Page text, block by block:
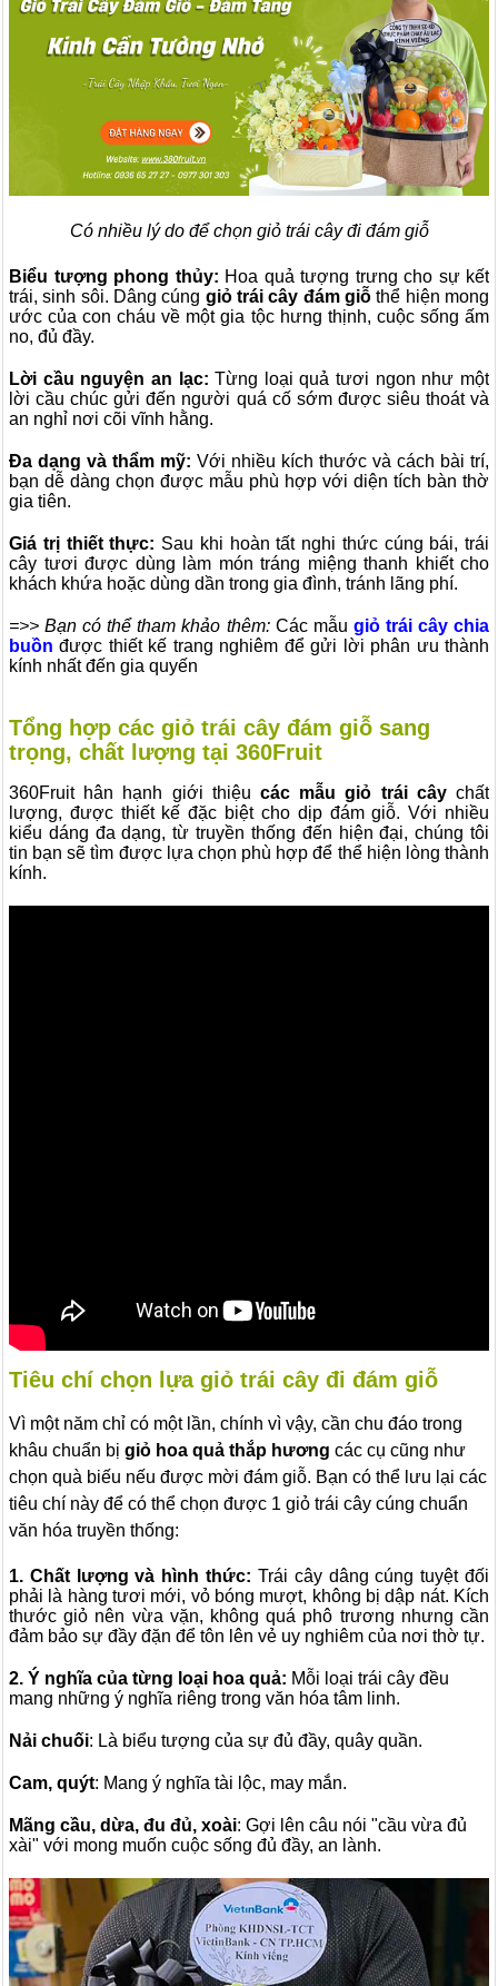
Có nhiều lý do để chọn giỏ trái cây đi đám giỗ
Biểu tượng phong thủy: Hoa quả tượng trưng cho sự kết
trái, sinh sôi. Dâng cúng giỏ trái cây đám giỗ thể hiện mong
ước của con cháu về một gia tộc hưng thịnh, cuộc sống ấm
no, đủ đầy.
Lời cầu nguyện an lạc:Từng loại quả tươi ngon như một
lời cầu chúc gửi đến người quá cố sớm được siêu thoát và
an nghỉ nơi cõi vĩnh hằng.
Đa dạng và thẩm mỹ: Với nhiều kích thước và cách bài trí,
bạn dễ dàng chọn được mẫu phù hợp với diện tích bàn thờ
gia tiên.
Giá trị thiết thực: Sau khi hoàn tất nghi thức cúng bái, trái
cây tươi được dùng làm món tráng miệng thanh khiết cho
khách khứa hoặc dùng dần trong gia đình, tránh lãng phí.
=>> Bạn có thể tham khảo thêm:Các mẫu giỏ trái cây chia
buồn được thiết kế trang nghiêm để gửi lời phân ưu thành
kính nhất đến gia quyến
Tổng hợp các giỏ trái cây đám giỗ sang
trọng, chất lượng tại 360Fruit
360Fruit hân hạnh giới thiệu các mẫu giỏ trái cây chất
lượng, được thiết kế đặc biệt cho dịp đám giỗ. Với nhiều
kiểu dáng đa dạng, từ truyền thống đến hiện đại, chúng tôi
tin bạn sẽ tìm được lựa chọn phù hợp để thể hiện lòng thành
kính.
Tiêu chí chọn lựa giỏ trái cây đi đám giỗ
Vì một năm chỉ có một lần, chính vì vậy, cần chu đáo trong
khâu chuẩn bị giỏ hoa quả thắp hương các cụ cũng như
chọn quà biếu nếu được mời đám giỗ. Bạn có thể lưu lại các
tiêu chí này để có thể chọn được 1 giỏ trái cây cúng chuẩn
văn hóa truyền thống:
1. Chất lượng và hình thức: Trái cây dâng cúng tuyệt đối
phải là hàng tươi mới, vỏ bóng mượt, không bị dập nát. Kích
thước giỏ nên vừa vặn, không quá phô trương nhưng cần
đảm bảo sự đầy đặn để tôn lên vẻ uy nghiêm của nơi thờ tự.
2. Ý nghĩa của từng loại hoa quả: Mỗi loại trái cây đều
mang những ý nghĩa riêng trong văn hóa tâm linh.
Nải chuối: Là biểu tượng của sự đủ đầy, quây quần.
Cam, quýt: Mang ý nghĩa tài lộc, may mắn.
Mãng cầu, dừa, đu đủ, xoài: Gợi lên câu nói "cầu vừa đủ
xài" với mong muốn cuộc sống đủ đầy, an lành.